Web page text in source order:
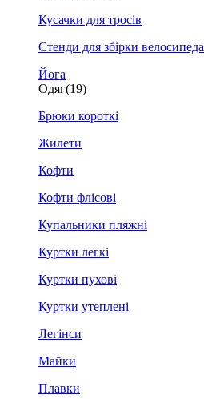
Кусачки для тросів
Стенди для збірки велосипеда
Йога
Одяг(19)
Брюки короткі
Жилети
Кофти
Кофти флісові
Купальники пляжні
Куртки легкі
Куртки пухові
Куртки утеплені
Легінси
Майки
Плавки